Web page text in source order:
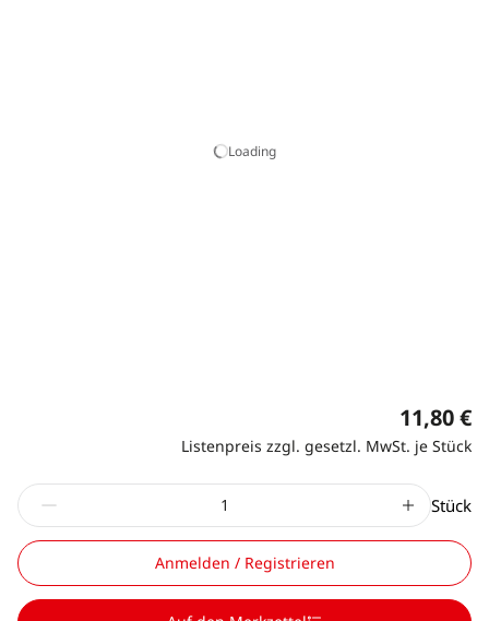
Loading
11,80 €
Listenpreis zzgl. gesetzl. MwSt. je Stück
Stück
Anmelden / Registrieren